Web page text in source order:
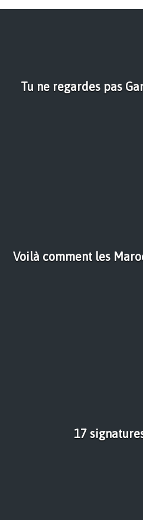
Tu ne regardes pas
Voilà comment les
17